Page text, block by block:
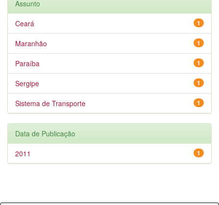
Assunto
1
Ceará
1
Maranhão
1
Paraíba
1
Sergipe
1
Sistema de Transporte
Data de Publicação
1
2011